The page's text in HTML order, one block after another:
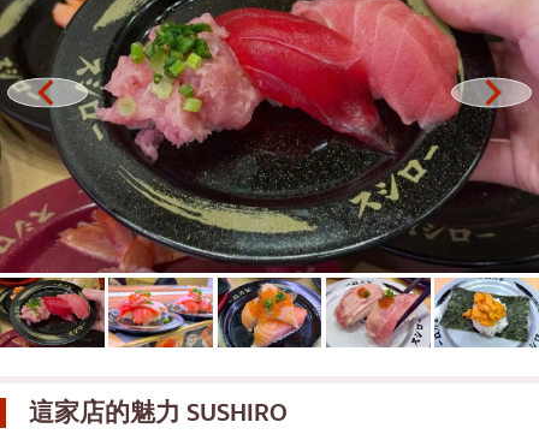
丼（米飯）
自助餐
米其林
牛排
油炸食品
日式火鍋
烤串/烤內臟
傳統日本餐廳
關東煮/日式燉菜
很多的
烏東蘇克
是拉差
暹羅天地
中央世界
暖武里府
清邁
拉差帕拉奧
巴吞他尼府
這家店的魅力 SUSHIRO